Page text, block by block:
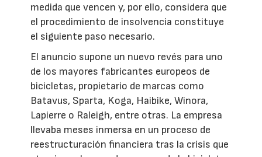
medida que vencen y, por ello, considera que
el procedimiento de insolvencia constituye
el siguiente paso necesario.
El anuncio supone un nuevo revés para uno
de los mayores fabricantes europeos de
bicicletas, propietario de marcas como
Batavus, Sparta, Koga, Haibike, Winora,
Lapierre o Raleigh, entre otras. La empresa
llevaba meses inmersa en un proceso de
reestructuración financiera tras la crisis que